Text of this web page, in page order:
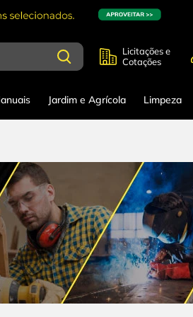
Licitações e
Cotações
Jardim e Agrícola Limpeza